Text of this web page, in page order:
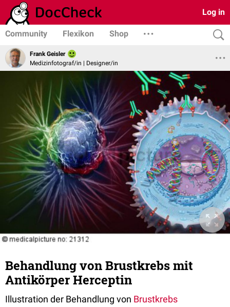
Log in
Community Flexikon Shop
Frank Geisler
Medizinfotograf/in | Designer/in
Behandlung von Brustkrebs mit
Antikörper Herceptin
Illustration der Behandlung von Brustkrebs